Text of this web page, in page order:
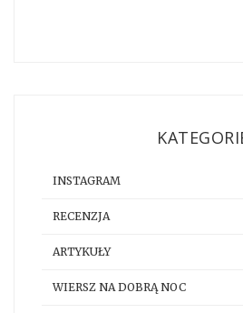
INSTAGRAM
RECENZJA
ARTYKUŁY
WIERSZ NA DOBRĄ NOC